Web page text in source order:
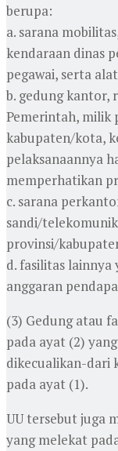
berupa:
a. sarana
kendaraan dinas
pegawai, serta
b. gedung kantor,
Pemerintah, milik
kabupaten/kota,
pelaksanaannya
memperhatikan
c. sarana
sandi/
provinsi/
d. fasilitas lainnya
anggaran
(3) Gedung atau
pada ayat (2)
dikecualikan-dari
pada ayat (1).
UU tersebut juga
yang melekat